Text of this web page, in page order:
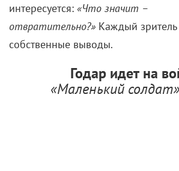
интересуется: «Что значит –
отвратительно?» Каждый зритель
собственные выводы.
Годар идет на
«Маленький